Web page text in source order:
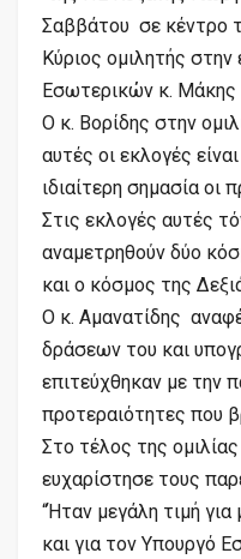
Σαββάτου σε κέντρο
Κύριος ομιλητής
Εσωτερικών κ. Μάκης
Ο κ. Βορίδης στην
αυτές οι εκλογές
ιδιαίτερη σημασία οι
Στις εκλογές αυτές
αναμετρηθούν δύο
και ο κόσμος της
Ο κ. Αμανατίδης
δράσεων του και
επιτεύχθηκαν με την
προτεραιότητες που
Στο τέλος της
ευχαρίστησε τους
“Ήταν μεγάλη τιμή
και για τον Υπουργό